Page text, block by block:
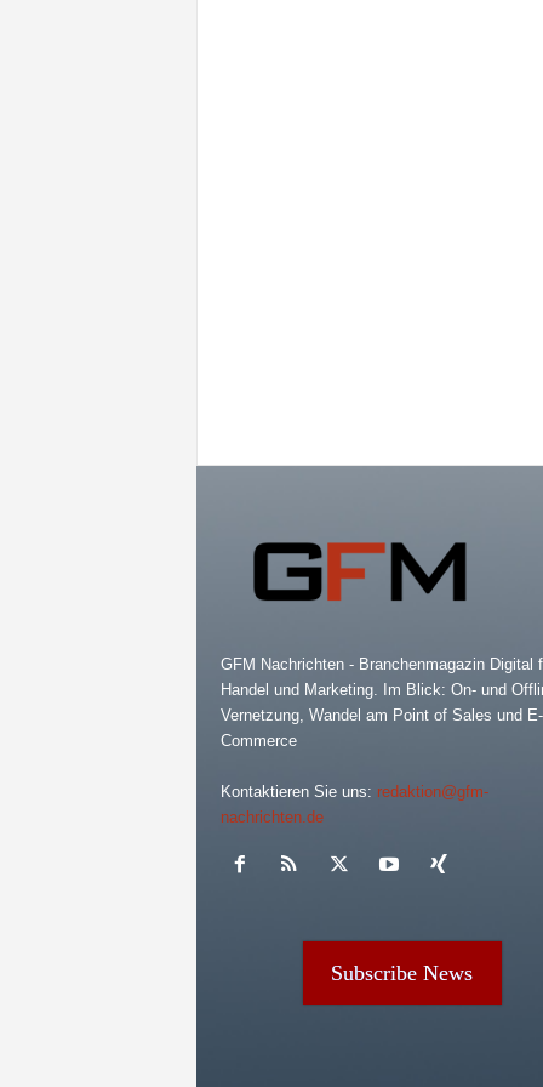
GFM Nachrichten - Branchenmagazin Digital
Handel und Marketing. Im Blick: On- und
Vernetzung, Wandel am Point of Sales und E-
Commerce
Kontaktieren Sie uns: redaktion@gfm-
nachrichten.de
Subscribe News